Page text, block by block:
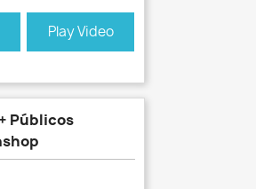
Play Video
Públicos